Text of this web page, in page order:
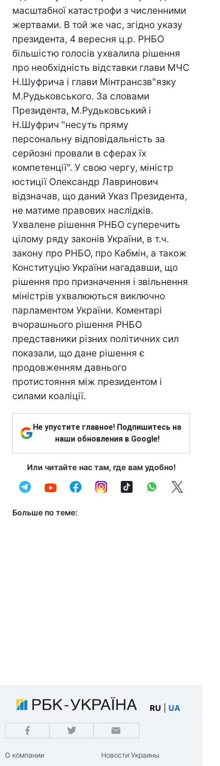
масштабної катастрофи з численними
жертвами. В той же час, згідно указу
президента, 4 вересня ц.р. РНБО
більшістю голосів ухвалила рішення
про необхідність відставки глави МЧС
Н.Шуфрича і глави Мінтрансзв"язку
М.Рудьковського. За словами
Президента, М.Рудьковський і
Н.Шуфрич "несуть пряму
персональну відповідальність за
серйозні провали в сферах їх
компетенції". У свою чергу, міністр
юстиції Олександр Лавринович
відзначав, що даний Указ Президента,
не матиме правових наслідків.
Ухвалене рішення РНБО суперечить
цілому ряду законів України, в т.ч.
закону про РНБО, про Кабмін, а також
Конституцію України нагадавши, що
рішення про призначення і звільнення
міністрів ухвалюються виключно
парламентом України. Коментарі
вчорашнього рішення РНБО
представники різних політичних сил
показали, що дане рішення є
продовженням давнього
протистояння між президентом і
силами коаліції.
Не упустите главное! Подпишитесь на
наши обновления в Google!
Или читайте нас там, где вам удобно!
Больше по теме:
RU UA
О компании
Новости Украины